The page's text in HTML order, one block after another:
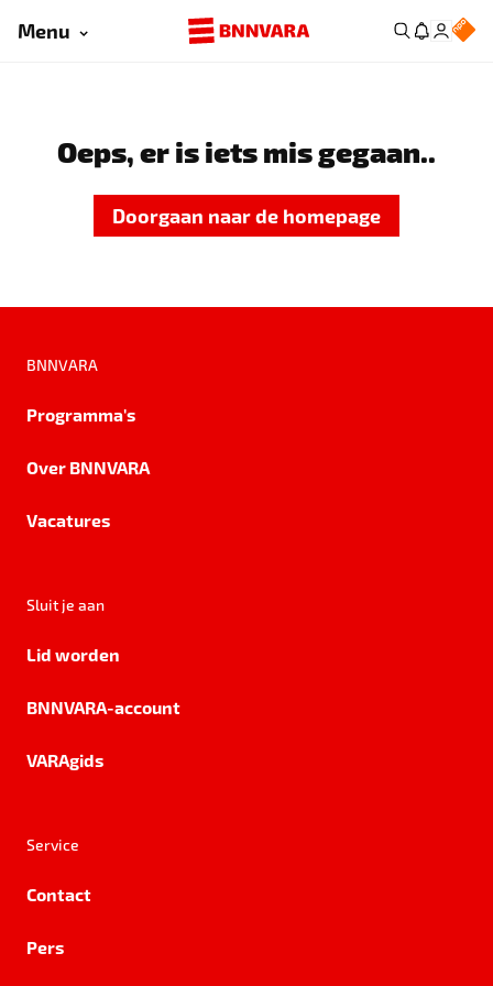
Menu
Oeps, er is iets mis gegaan..
Doorgaan naar de homepage
BNNVARA
Programma's
Over BNNVARA
Vacatures
Sluit je aan
Lid worden
BNNVARA-account
VARAgids
Service
Contact
Pers